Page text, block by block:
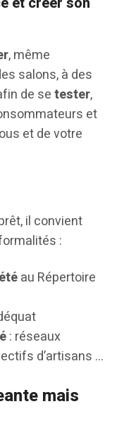
, même
salons, à des
de setester,
et
et de votre
il convient
:
au Répertoire
: réseaux
d’artisans …
mais